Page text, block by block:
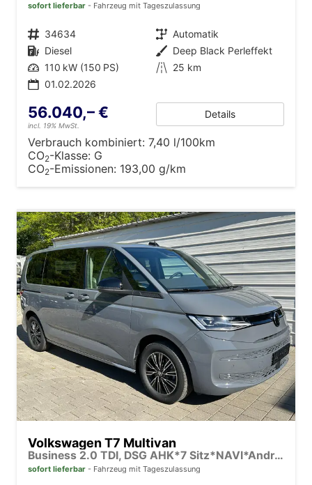
sofort lieferbar Fahrzeug mit Tageszulassung
Fahrzeugnr. 34634 Getriebe Automatik
Kraftstoff Diesel Außenfarbe Deep Black Perleffekt
Leistung 110 kW (150 PS) Kilometerstand 25 km
01.02.2026
56.040,– €
incl. 19% MwSt.
Details
Verbrauch kombiniert: 7,40 l/100km
CO2-Klasse: G
CO2-Emissionen: 193,00 g/km
Volkswagen T7 Multivan
Business 2.0 TDI, DSG AHK*7 Sitz*NAVI*Android Auto*SHZ*Matrix*17"*Kamera*3Z Klimaauto*
sofort lieferbar Fahrzeug mit Tageszulassung